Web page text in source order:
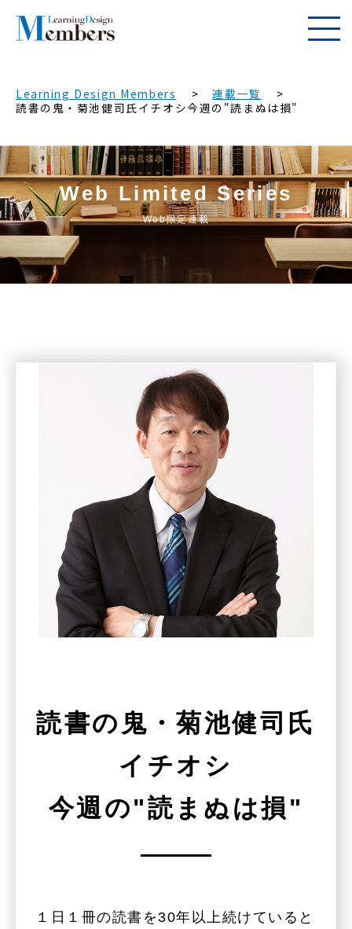
Learning Design Members
連載一覧
読書の鬼・菊池健司氏イチオシ今週の"読まぬは損"
Web Limited Series
Web限定連載
読書の鬼・菊池健司氏
イチオシ
今週の"読まぬは損"
１日１冊の読書を30年以上続けていると